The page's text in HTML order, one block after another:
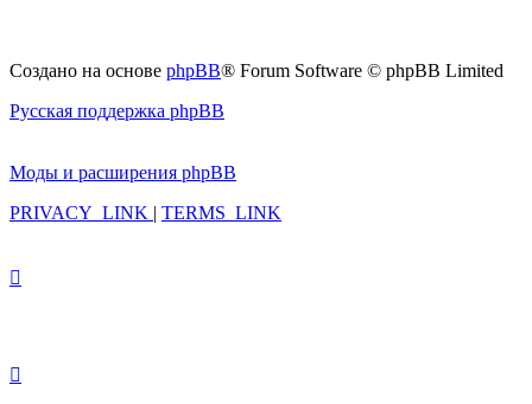
Создано на основе phpBB® Forum Software © phpBB Limited
Русская поддержка phpBB
Моды и расширения phpBB
PRIVACY_LINK | TERMS_LINK